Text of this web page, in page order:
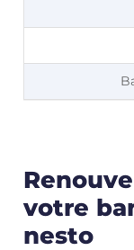
votre
nesto